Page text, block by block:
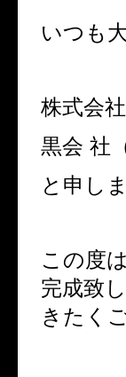
いつも
株式会
黒会 社
と申し
この度
完成致
きたく